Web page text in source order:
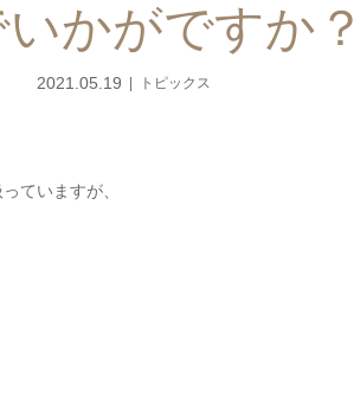
いかがですか？
2021.05.19 トピックス
ていますが、